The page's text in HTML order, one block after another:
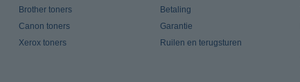
Brother toners
Canon toners
Xerox toners
Betaling
Garantie
Ruilen en terugsturen